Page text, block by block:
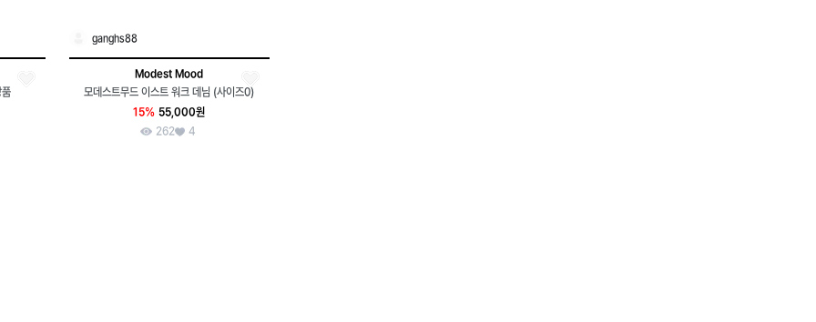
ganghs88
Modest Mood
모데스트무드 이스트 워크 데님 (사이즈0)
15% 55,000원
262
4